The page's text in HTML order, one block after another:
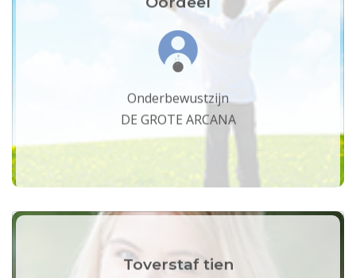
Onderbewustzijn
DE GROTE ARCANA
Toverstaf tien